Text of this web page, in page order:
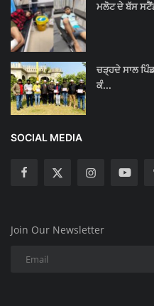
ਮਲੋਟ ਦੇ ਬੱਸ
ਚੜ੍ਹਦੇ ਸਾਲ
ਕੰ...
SOCIAL MEDIA
Join Our Newsletter